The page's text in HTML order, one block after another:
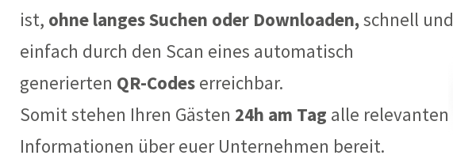
ist, ohne langes Suchen oder Downloaden, schnell und
einfach durch den Scan eines automatisch
generierten QR-Codes erreichbar.
Somit stehen Ihren Gästen 24h am Tag alle relevanten
Informationen über euer Unternehmen bereit.